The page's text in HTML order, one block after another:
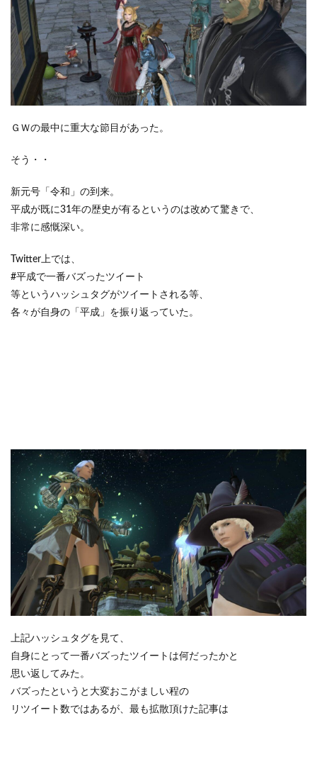
ＧＷの最中に重大な節目があった。
そう・・
新元号「令和」の到来。
平成が既に31年の歴史が有るというのは改めて驚きで、
非常に感慨深い。
Twitter上では、
#平成で一番バズったツイート
等というハッシュタグがツイートされる等、
各々が自身の「平成」を振り返っていた。
上記ハッシュタグを見て、
自身にとって一番バズったツイートは何だったかと
思い返してみた。
バズったというと大変おこがましい程の
リツイート数ではあるが、最も拡散頂けた記事は